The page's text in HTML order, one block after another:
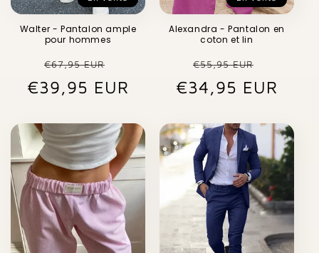
Walter - Pantalon ample
pour hommes
Prix
habituel
€67,95 EUR
promotionnel
€39,95 EUR
Alexandra - Pantalon en
coton et lin
Prix
habituel
€55,95 EUR
€34,95 EUR